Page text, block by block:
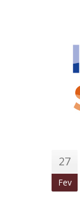
27
Fev